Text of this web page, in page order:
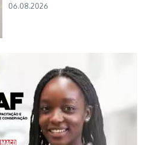
06.08.2026